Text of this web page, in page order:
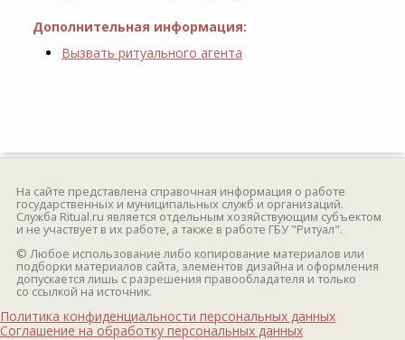
Дополнительная информация:
Вызвать ритуального агента
На сайте представлена справочная информация о работе
государственных и муниципальных служб и организаций.
Служба Ritual.ru является отдельным хозяйствующим субъектом
и не участвует в их работе, а также в работе ГБУ "Ритуал".
© Любое использование либо копирование материалов или
подборки материалов сайта, элементов дизайна и оформления
допускается лишь с разрешения правообладателя и только
со ссылкой на источник.
Политика конфиденциальности персональных данных
Соглашение на обработку персональных данных